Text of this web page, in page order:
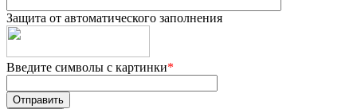
Защита от автоматического заполнения
Введите символы с картинки*